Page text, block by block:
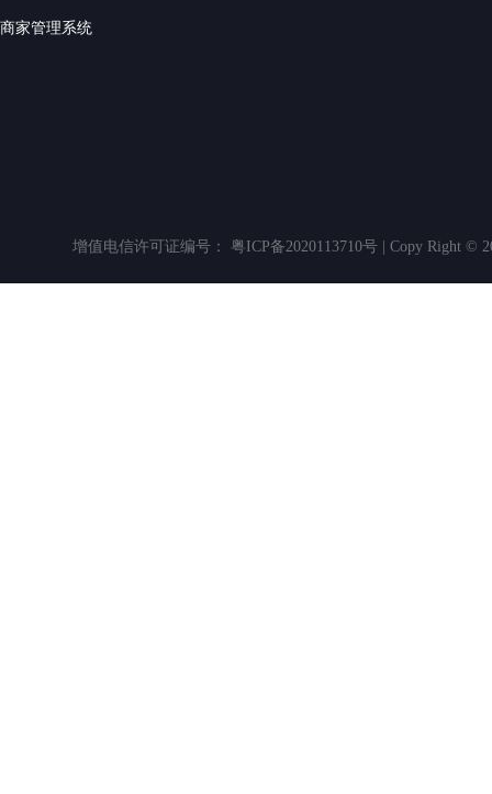
商家管理系统
增值电信许可证编号： 粤ICP备2020113710号 | Copy Right ©